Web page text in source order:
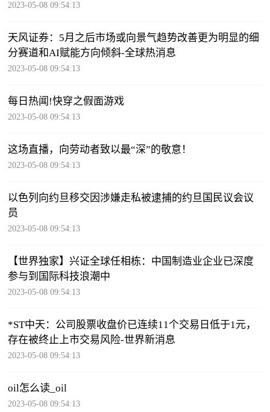
2023-05-08 09:54:13
天风证券：5月之后市场或向景气趋势改善更为明显的细
分赛道和AI赋能方向倾斜-全球热消息
2023-05-08 09:54:13
每日热闻!快穿之假面游戏
2023-05-08 09:54:13
这场直播，向劳动者致以最“深”的敬意！
2023-05-08 09:54:13
以色列向约旦移交因涉嫌走私被逮捕的约旦国民议会议
员
2023-05-08 09:54:13
【世界独家】兴证全球任相栋：中国制造业企业已深度
参与到国际科技浪潮中
2023-05-08 09:54:13
*ST中天：公司股票收盘价已连续11个交易日低于1元，
存在被终止上市交易风险-世界新消息
2023-05-08 09:54:13
oil怎么读_oil
2023-05-08 09:54:13